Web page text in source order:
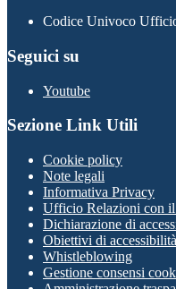
Codice Univoco
Seguici su
Youtube
Sezione Link Utili
Cookie policy
Note legali
Informativa Privacy
Ufficio Relazioni con
Dichiarazione di
Obiettivi di accessibilità
Whistleblowing
Gestione consensi